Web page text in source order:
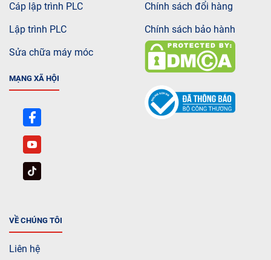
Cáp lập trình PLC
Lập trình PLC
Sửa chữa máy móc
MẠNG XÃ HỘI
Chính sách đổi hàng
Chính sách bảo hành
VỀ CHÚNG TÔI
Liên hệ